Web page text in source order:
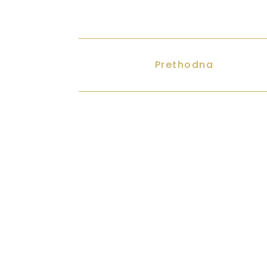
Prethodna